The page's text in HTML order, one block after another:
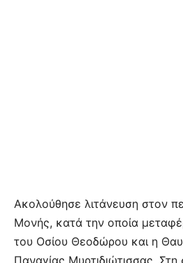
Ακολούθησε λιτάνευση στον
Μονής, κατά την οποία
του Οσίου Θεοδώρου και η